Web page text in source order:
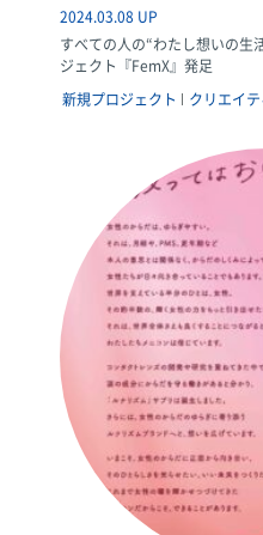
2024.03.08 UP
すべての人の“わたし想いの生
ジェクト『FemX』発足
新規プロジェクト
クリエイ